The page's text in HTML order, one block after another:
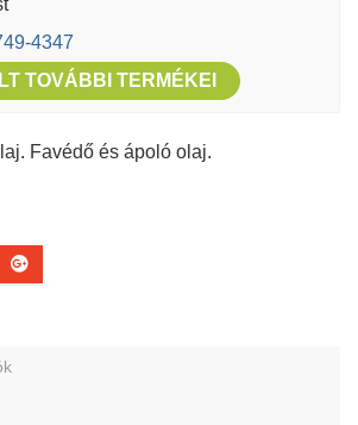
4347
TOVÁBBI TERMÉKEI
Favédő és ápoló olaj.